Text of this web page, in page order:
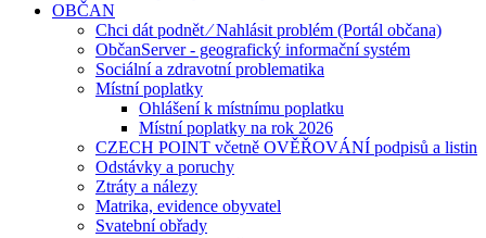
OBČAN
Chci dát podnět ⁄ Nahlásit problém (Portál občana)
ObčanServer - geografický informační systém
Sociální a zdravotní problematika
Místní poplatky
Ohlášení k místnímu poplatku
Místní poplatky na rok 2026
CZECH POINT včetně OVĚŘOVÁNÍ podpisů a listin
Odstávky a poruchy
Ztráty a nálezy
Matrika, evidence obyvatel
Svatební obřady